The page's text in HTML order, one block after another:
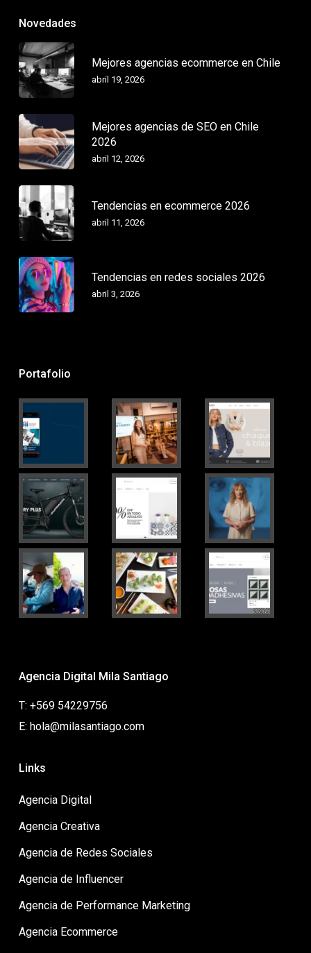
Novedades
Mejores agencias ecommerce en Chile
abril 19, 2026
Mejores agencias de SEO en Chile
2026
abril 12, 2026
Tendencias en ecommerce 2026
abril 11, 2026
Tendencias en redes sociales 2026
abril 3, 2026
Portafolio
Agencia Digital Mila Santiago
T: +569 54229756
E: hola@milasantiago.com
Links
Agencia Digital
Agencia Creativa
Agencia de Redes Sociales
Agencia de Influencer
Agencia de Performance Marketing
Agencia Ecommerce